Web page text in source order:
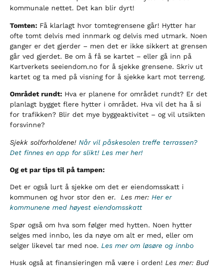
kommunale nettet. Det kan blir dyrt!
Tomten: Få klarlagt hvor tomtegrensene går! Hytter har
ofte tomt delvis med innmark og delvis med utmark. Noen
ganger er det gjerder – men det er ikke sikkert at grensen
går ved gjerdet. Be om å få se kartet – eller gå inn på
Kartverkets seeiendom.no for å sjekke grensene. Skriv ut
kartet og ta med på visning for å sjekke kart mot terreng.
Området rundt: Hva er planene for området rundt? Er det
planlagt bygget flere hytter i området. Hva vil det ha å si
for trafikken? Blir det mye byggeaktivitet – og vil utsikten
forsvinne?
Sjekk solforholdene! Når vil påskesolen treffe terrassen?
Det finnes en app for slikt! Les mer her!
Og et par tips til på tampen:
Det er også lurt å sjekke om det er eiendomsskatt i
kommunen og hvor stor den er. Les mer: Her er
kommunene med høyest eiendomsskatt
Spør også om hva som følger med hytten. Noen hytter
selges med innbo, les da nøye om alt er med, eller om
selger likevel tar med noe. Les mer om løsøre og innbo
Husk også at finansieringen må være i orden! Les mer: Bud